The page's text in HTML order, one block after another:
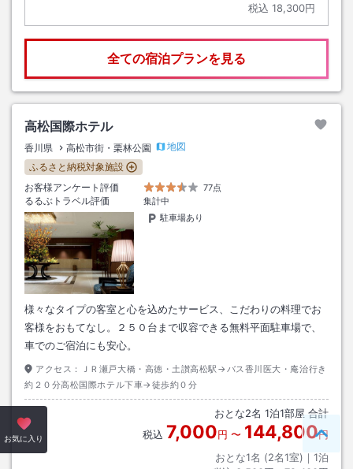
税込 18,300円
全ての宿泊プランを見る
高松国際ホテル
香川県 高松市街・栗林公園
地図
ふるさと納税対象施設
お客様アンケート評価
77点
るるぶトラベル評価
集計中
駐車場あり
様々なタイプの客室と心を込めたサービス、こだわりの料理でお
客様をおもてなし。２５０台まで収容できる無料平面駐車場で、
車でのご宿泊にも安心。
アクセス：
ＪＲ瀬戸大橋・高徳・土讃高松駅→バス香川医大・庵治行き
約２０分高松国際ホテル下車→徒歩約０分
おとな2名 1泊1部屋 合計
税込 7,000円 〜 144,800円
おとな1名 (2名1室)｜ 1泊
お気に入り ペー